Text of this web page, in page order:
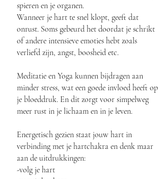
spieren en je organen.
Wanneer je hart te snel klopt, geeft dat
onrust. Soms gebeurd het doordat je schrikt
of andere intensieve emoties hebt zoals
verliefd zijn, angst, boosheid etc.
Meditatie en Yoga kunnen bijdragen aan
minder stress, wat een goede invloed heeft op
je bloeddruk. En dit zorgt voor simpelweg
meer rust in je lichaam en in je leven.
Energetisch gezien staat jouw hart in
verbinding met je hartchakra en denk maar
aan de uitdrukkingen:
-volg je hart